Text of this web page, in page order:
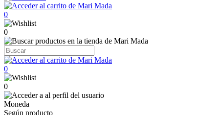
0
0
0
0
Moneda
Según producto